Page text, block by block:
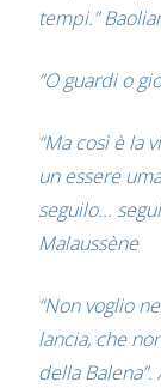
tempi.”
“O guardi o
“Ma così è la
un essere
seguilo...
Malaussène
“Non voglio
lancia, che
della Balena”.